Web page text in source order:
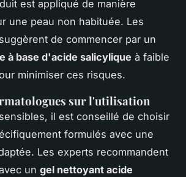
est appliqué de manière
une peau non habituée. Les
de commencer par un
à base d'acide salicylique à faible
minimiser ces risques.
sur l'utilisation
il est conseillé de choisir
formulés avec une
Les experts recommandent
un gel nettoyant acide